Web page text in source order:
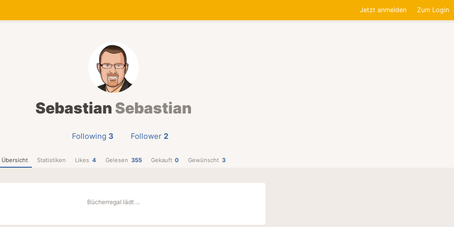
Jetzt anmelden Zum Login
Sebastian Sebastian
Following 3 Follower 2
Übersicht Statistiken Likes 4 Gelesen 355 Gekauft 0 Gewünscht 3
Bücherregal lädt …